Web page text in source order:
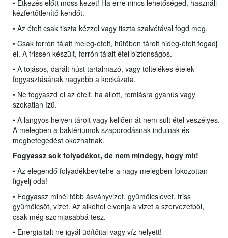
• Étkezés előtt moss kezet! Ha erre nincs lehetőséged, használj
kézfertőtlenítő kendőt.
• Az ételt csak tiszta kézzel vagy tiszta szalvétával fogd meg.
• Csak forrón tálalt meleg-ételt, hűtőben tárolt hideg-ételt fogadj
el. A frissen készült, forrón tálalt étel biztonságos.
• A tojásos, darált húst tartalmazó, vagy töltelékes ételek
fogyasztásának nagyobb a kockázata.
• Ne fogyaszd el az ételt, ha állott, romlásra gyanús vagy
szokatlan ízű.
• A langyos helyen tárolt vagy kellően át nem sült étel veszélyes.
A melegben a baktériumok szaporodásnak indulnak és
megbetegedést okozhatnak.
Fogyassz sok folyadékot, de nem mindegy, hogy mit!
• Az elegendő folyadékbevitelre a nagy melegben fokozottan
figyelj oda!
• Fogyassz minél több ásványvizet, gyümölcslevet, friss
gyümölcsöt, vizet. Az alkohol elvonja a vizet a szervezetből,
csak még szomjasabbá tesz.
• Energiaitalt ne igyál üdítőital vagy víz helyett!